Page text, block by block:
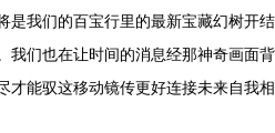
我们的百宝行里的最新宝藏幻树开
们也在让时间的消息经那神奇画面
能驭这移动镜传更好连接未来自我